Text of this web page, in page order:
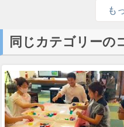
も
同じカテゴリーの